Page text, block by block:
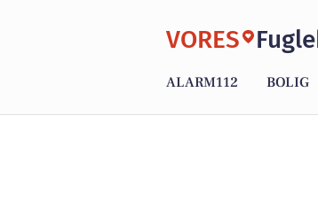
VORES
ALARM112 BOLIG